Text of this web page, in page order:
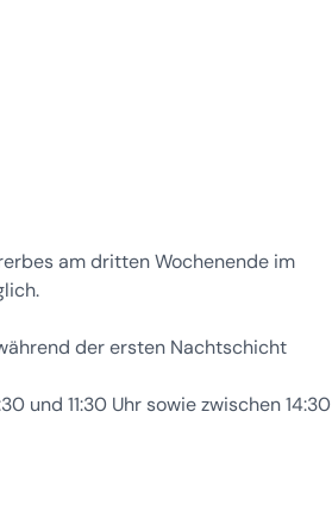
am dritten Wochenende im
der ersten Nachtschicht
und 11:30 Uhr sowie zwischen 14:30